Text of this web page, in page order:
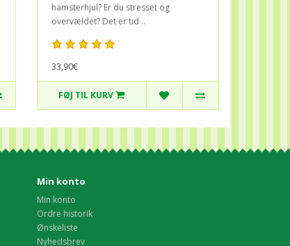
hamsterhjul? Er du stresset og
overvældet? Det er tid ..
33,90€
FØJ TIL KURV
Min konto
Min konto
Ordre historik
Ønskeliste
Nyhedsbrev